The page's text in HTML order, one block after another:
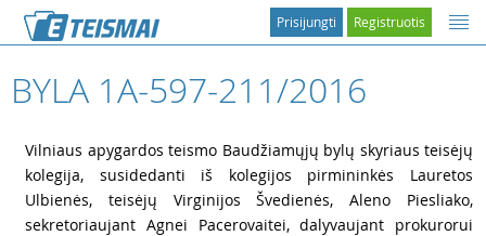
Registruotis
Prisijungti
BYLA 1A-597-211/2016
Vilniaus apygardos teismo Baudžiamųjų bylų skyriaus teisėjų
kolegija, susidedanti iš kolegijos pirmininkės Lauretos
Ulbienės, teisėjų Virginijos Švedienės, Aleno Piesliako,
sekretoriaujant Agnei Pacerovaitei, dalyvaujant prokurorui